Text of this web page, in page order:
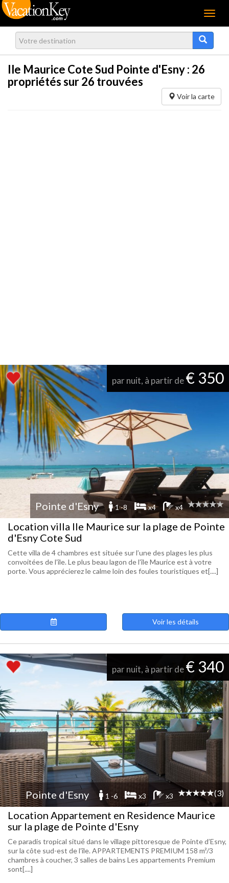
Menu
Ile Maurice Cote Sud Pointe d'Esny : 26
propriétés sur 26 trouvées
Voir la carte
par nuit, à partir de€ 350
Pointe d'Esny 1 -8 x4 x4
Location villa Ile Maurice sur la plage de Pointe
d'Esny Cote Sud
Cette villa de 4 chambres est située sur l’une des plages les plus
convoitées de l’île. Le plus beau lagon de l’île Maurice est à votre
porte. Vous apprécierez le calme loin des foules touristiques et[....]
Voir les détails
par nuit, à partir de€ 340
Pointe d'Esny 1 -6 x3 x3 (3)
Location Appartement en Residence Maurice
sur la plage de Pointe d'Esny
Ce paradis tropical situé dans le village pittoresque de Pointe d’Esny,
sur la côte sud-est de l’île. APPARTEMENTS PREMIUM 158 m²/3
chambres à coucher, 3 salles de bains Les appartements Premium
sont[....]